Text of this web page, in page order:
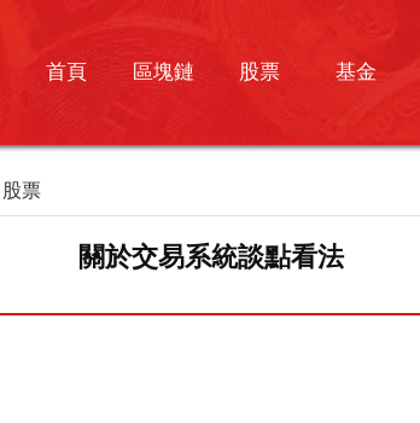
首頁 區塊鏈 股票 基金
股票
關於交易系統談點看法